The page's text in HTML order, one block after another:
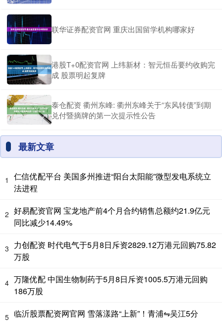
联华证券配资官网 重庆出国留学机构哪家好
港股T+0配资官网 上纬新材：智元恒岳要约收购完
成 股票明起复牌
泰仓配资 衢州东峰: 衢州东峰关于“东风转债”到期
兑付暨摘牌的第一次提示性公告
最新文章
1
仁信优配平台 美国多州推进“阳台太阳能”微型发电系统立
法进程
2 好易配资官网 宝龙地产前4个月合约销售总额约21.9亿元
同比减少14.49%
3 力创配资 时代电气于5月8日斥资2829.12万港元回购75.82
万股
4 万隆优配 中国生物制药于5月8日斥资1005.5万港元回购
186万股
5 临沂股票配资网官网 雪落漾路“上新”！青浦⇋吴江5分